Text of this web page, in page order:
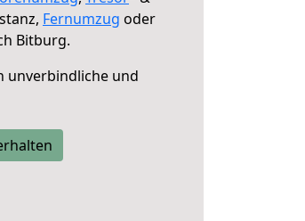
Fernumzug oder
Bitburg.
unverbindliche und